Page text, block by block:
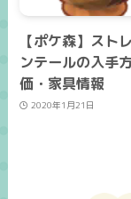
【ポケ森】スト
ンテールの入手
価・家具情報
2020年1月21日